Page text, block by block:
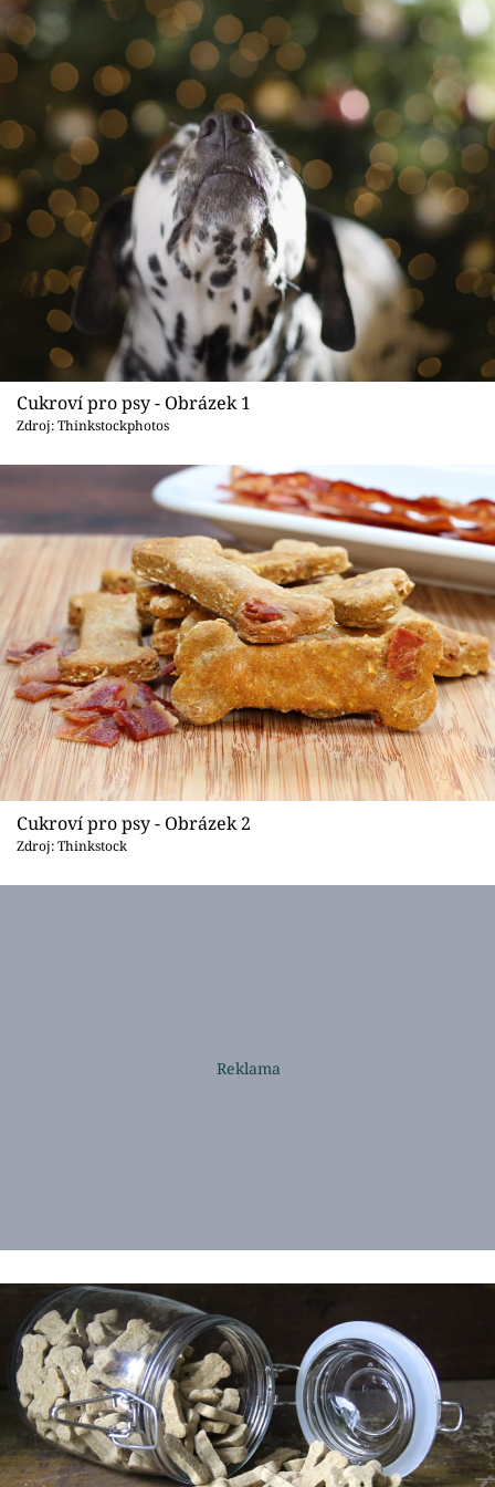
Přihlášení
Sledujte nás
Cukroví pro psy - Obrázek 1
Zdroj: Thinkstockphotos
Cukroví pro psy - Obrázek 2
Zdroj: Thinkstock